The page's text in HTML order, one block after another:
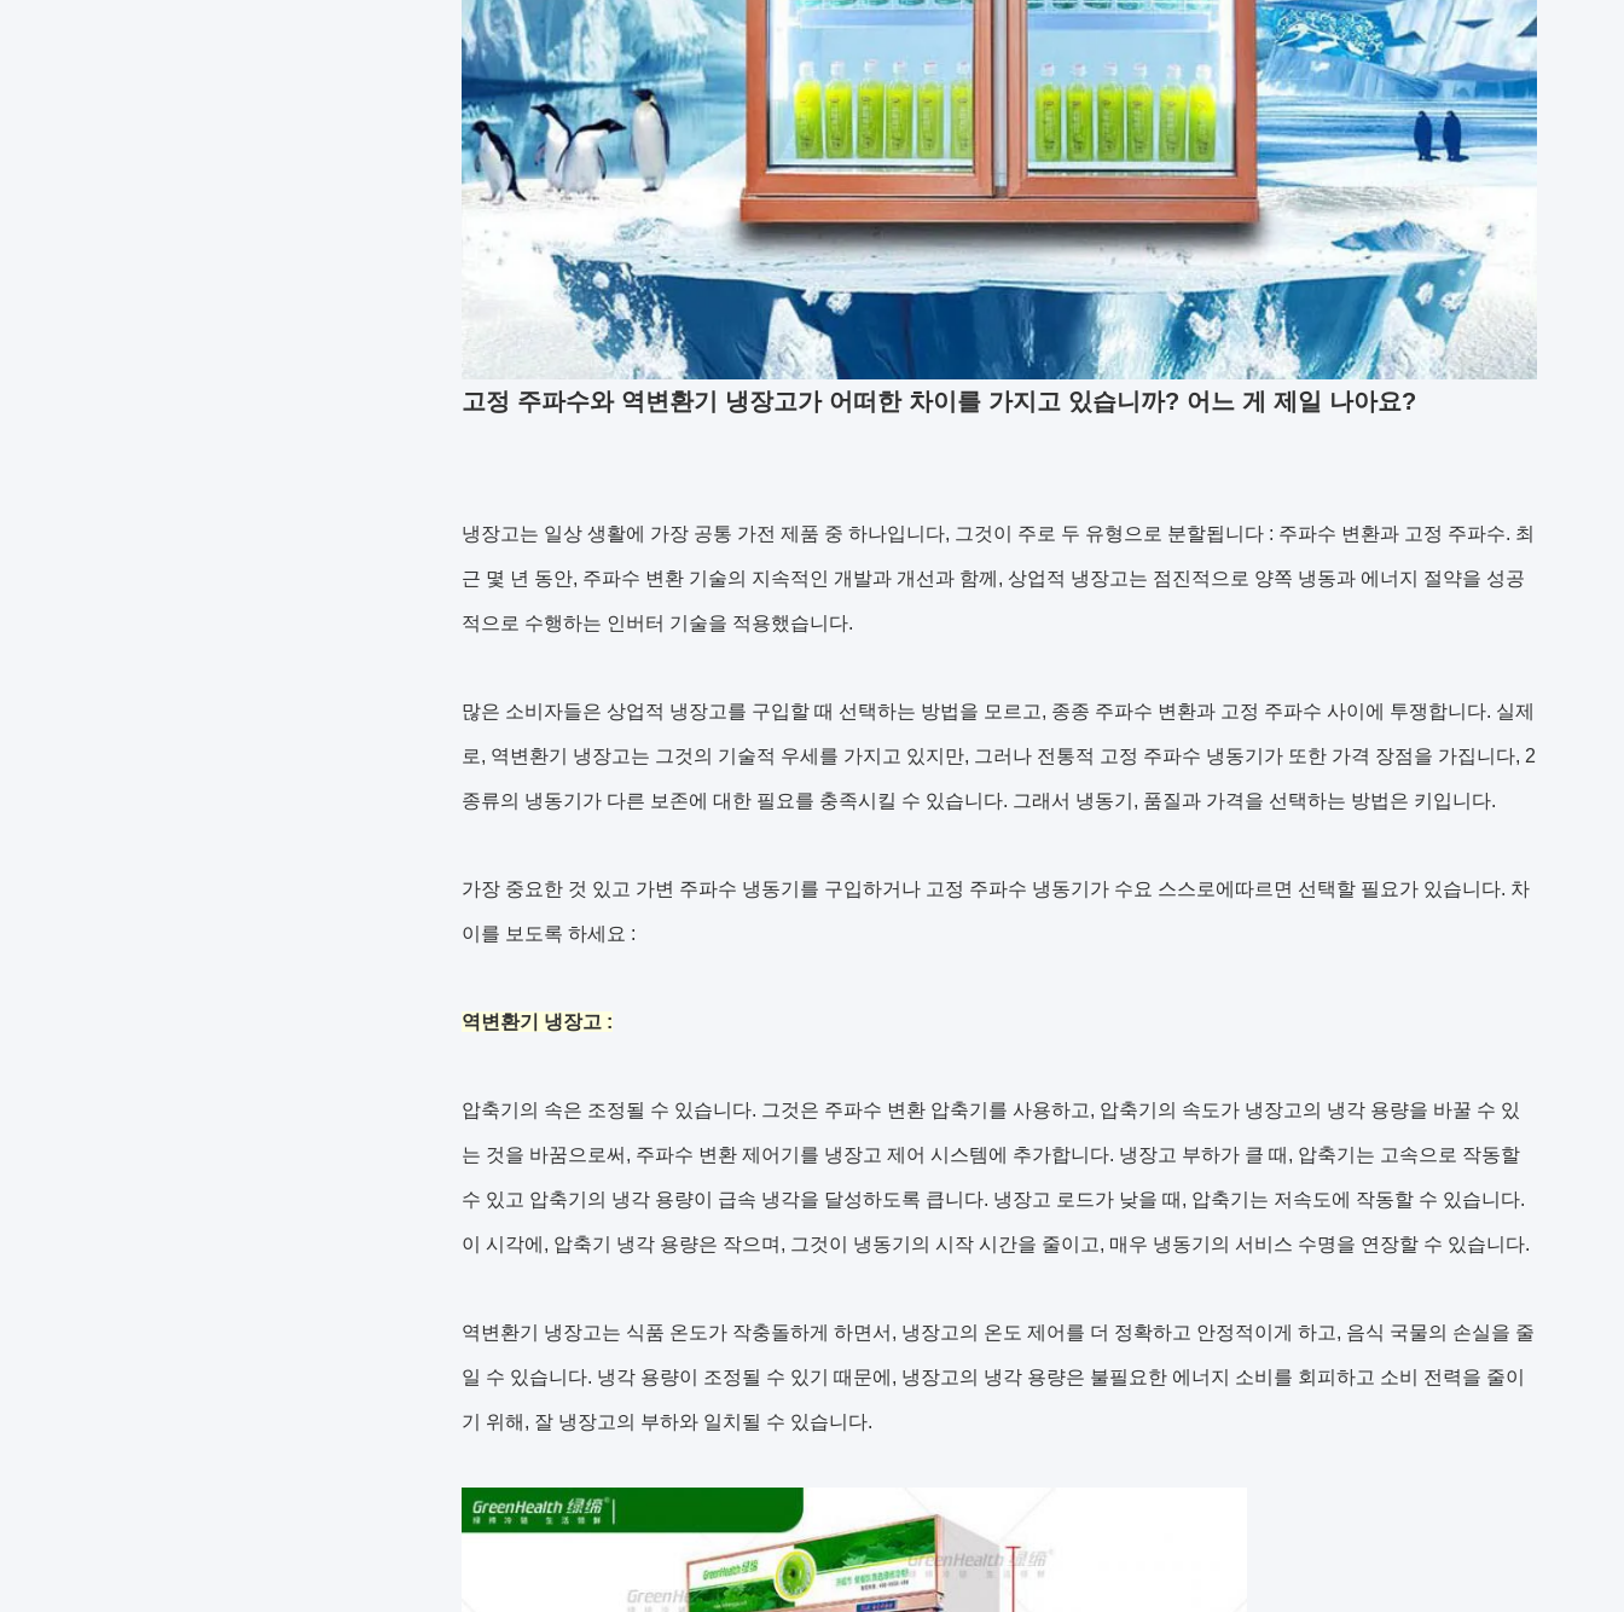
고정 주파수와 역변환기 냉장고가 어떠한 차이를 가지고 있습니까? 어느 게 제일 나아요?
냉장고는 일상 생활에 가장 공통 가전 제품 중 하나입니다, 그것이 주로 두 유형으로 분할됩니다 : 주파수 변환과 고정 주파수. 최
근 몇 년 동안, 주파수 변환 기술의 지속적인 개발과 개선과 함께, 상업적 냉장고는 점진적으로 양쪽 냉동과 에너지 절약을 성공
적으로 수행하는 인버터 기술을 적용했습니다.
많은 소비자들은 상업적 냉장고를 구입할 때 선택하는 방법을 모르고, 종종 주파수 변환과 고정 주파수 사이에 투쟁합니다. 실제
로, 역변환기 냉장고는 그것의 기술적 우세를 가지고 있지만, 그러나 전통적 고정 주파수 냉동기가 또한 가격 장점을 가집니다, 2
종류의 냉동기가 다른 보존에 대한 필요를 충족시킬 수 있습니다. 그래서 냉동기, 품질과 가격을 선택하는 방법은 키입니다.
가장 중요한 것 있고 가변 주파수 냉동기를 구입하거나 고정 주파수 냉동기가 수요 스스로에따르면 선택할 필요가 있습니다. 차
이를 보도록 하세요 :
역변환기 냉장고 :
압축기의 속은 조정될 수 있습니다. 그것은 주파수 변환 압축기를 사용하고, 압축기의 속도가 냉장고의 냉각 용량을 바꿀 수 있
는 것을 바꿈으로써, 주파수 변환 제어기를 냉장고 제어 시스템에 추가합니다. 냉장고 부하가 클 때, 압축기는 고속으로 작동할
수 있고 압축기의 냉각 용량이 급속 냉각을 달성하도록 큽니다. 냉장고 로드가 낮을 때, 압축기는 저속도에 작동할 수 있습니다.
이 시각에, 압축기 냉각 용량은 작으며, 그것이 냉동기의 시작 시간을 줄이고, 매우 냉동기의 서비스 수명을 연장할 수 있습니다.
역변환기 냉장고는 식품 온도가 작충돌하게 하면서, 냉장고의 온도 제어를 더 정확하고 안정적이게 하고, 음식 국물의 손실을 줄
일 수 있습니다. 냉각 용량이 조정될 수 있기 때문에, 냉장고의 냉각 용량은 불필요한 에너지 소비를 회피하고 소비 전력을 줄이
기 위해, 잘 냉장고의 부하와 일치될 수 있습니다.